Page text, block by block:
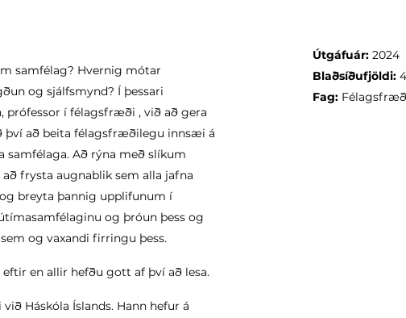
samfélag? Hvernig mótar
og sjálfsmynd? Í þessari
prófessor í félagsfræði , við að gera
því að beita félagsfræðilegu innsæi á
Að rýna með slíkum
frysta augnablik sem alla jafna
breyta þannig upplifunum í
og þróun þess og
og vaxandi firringu þess.
en allir hefðu gott af því að lesa.
Háskóla Íslands. Hann hefur á
Útgáfuár: 2024
Blaðsíðufjöldi:
Fag: